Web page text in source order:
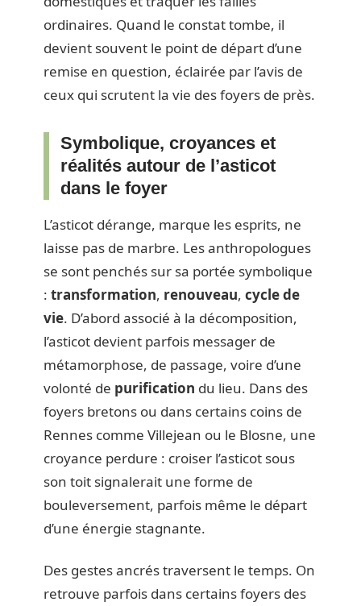
ordinaires. Quand le constat tombe, il
devient souvent le point de départ d’une
remise en question, éclairée par l’avis de
ceux qui scrutent la vie des foyers de près.
Symbolique, croyances et
réalités autour de l’asticot
dans le foyer
L’asticot dérange, marque les esprits, ne
laisse pas de marbre. Les anthropologues
se sont penchés sur sa portée symbolique
: transformation, renouveau, cycle de
vie. D’abord associé à la décomposition,
l’asticot devient parfois messager de
métamorphose, de passage, voire d’une
volonté de purification du lieu. Dans des
foyers bretons ou dans certains coins de
Rennes comme Villejean ou le Blosne, une
croyance perdure : croiser l’asticot sous
son toit signalerait une forme de
bouleversement, parfois même le départ
d’une énergie stagnante.
Des gestes ancrés traversent le temps. On
retrouve parfois dans certains foyers des